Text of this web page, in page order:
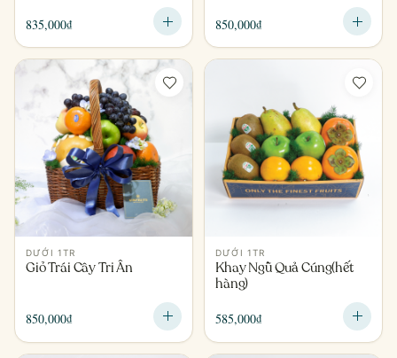
835,000₫ 850,000₫
DƯỚI 1TR
Giỏ Trái Cây Tri Ân
850,000₫
DƯỚI 1TR
Khay Ngũ Quả Cúng(hết
hàng)
585,000₫